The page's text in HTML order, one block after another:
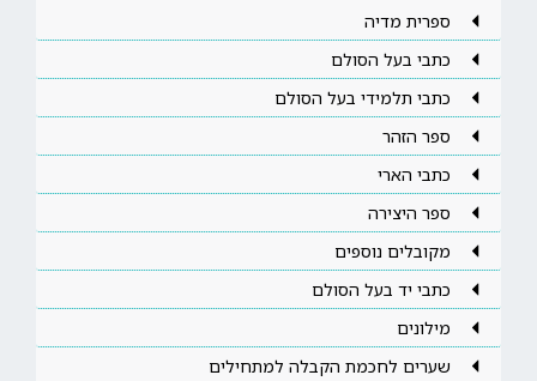
ספרית מדיה
כתבי בעל הסולם
כתבי תלמידי בעל הסולם
ספר הזהר
כתבי הארי
ספר היצירה
מקובלים נוספים
כתבי יד בעל הסולם
מילונים
שערים לחכמת הקבלה למתחילים